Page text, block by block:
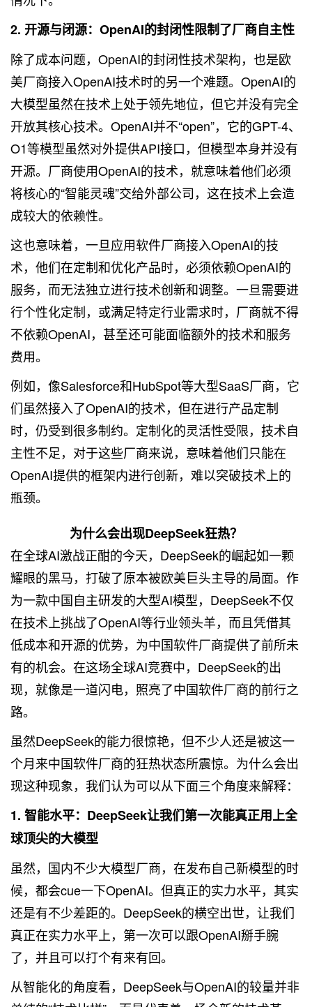
2. 开源与闭源：OpenAI的封闭性限制了厂商自主性
除了成本问题，OpenAI的封闭性技术架构，也是欧
美厂商接入OpenAI技术时的另一个难题。OpenAI的
大模型虽然在技术上处于领先地位，但它并没有完全
开放其核心技术。OpenAI并不“open”，它的GPT-4、
O1等模型虽然对外提供API接口，但模型本身并没有
开源。厂商使用OpenAI的技术，就意味着他们必须
将核心的“智能灵魂”交给外部公司，这在技术上会造
成较大的依赖性。
这也意味着，一旦应用软件厂商接入OpenAI的技
术，他们在定制和优化产品时，必须依赖OpenAI的
服务，而无法独立进行技术创新和调整。一旦需要进
行个性化定制，或满足特定行业需求时，厂商就不得
不依赖OpenAI，甚至还可能面临额外的技术和服务
费用。
例如，像Salesforce和HubSpot等大型SaaS厂商，它
们虽然接入了OpenAI的技术，但在进行产品定制
时，仍受到很多制约。定制化的灵活性受限，技术自
主性不足，对于这些厂商来说，意味着他们只能在
OpenAI提供的框架内进行创新，难以突破技术上的
瓶颈。
为什么会出现DeepSeek狂热？
在全球AI激战正酣的今天，DeepSeek的崛起如一颗
耀眼的黑马，打破了原本被欧美巨头主导的局面。作
为一款中国自主研发的大型AI模型，DeepSeek不仅
在技术上挑战了OpenAI等行业领头羊，而且凭借其
低成本和开源的优势，为中国软件厂商提供了前所未
有的机会。在这场全球AI竞赛中，DeepSeek的出
现，就像是一道闪电，照亮了中国软件厂商的前行之
路。
虽然DeepSeek的能力很惊艳，但不少人还是被这一
个月来中国软件厂商的狂热状态所震惊。为什么会出
现这种现象，我们认为可以从下面三个角度来解释：
1. 智能水平：DeepSeek让我们第一次能真正用上全
球顶尖的大模型
虽然，国内不少大模型厂商，在发布自己新模型的时
候，都会cue一下OpenAI。但真正的实力水平，其实
还是有不少差距的。DeepSeek的横空出世，让我们
真正在实力水平上，第一次可以跟OpenAI掰手腕
了，并且可以打个有来有回。
从智能化的角度看，DeepSeek与OpenAI的较量并非